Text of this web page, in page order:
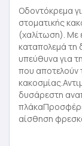
Οδοντόκρεμα
στοματικής
(χαλίτωση). Με
καταπολεμά τη
υπεύθυνα για
που αποτελούν
δυσάρεστη
αίσθηση